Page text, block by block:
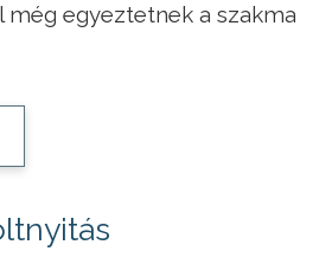
még egyeztetnek a szakma